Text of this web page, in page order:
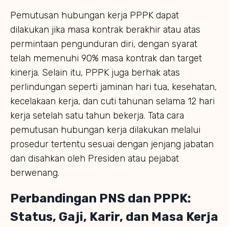
Pemutusan hubungan kerja PPPK dapat
dilakukan jika masa kontrak berakhir atau atas
permintaan pengunduran diri, dengan syarat
telah memenuhi 90% masa kontrak dan target
kinerja. Selain itu, PPPK juga berhak atas
perlindungan seperti jaminan hari tua, kesehatan,
kecelakaan kerja, dan cuti tahunan selama 12 hari
kerja setelah satu tahun bekerja. Tata cara
pemutusan hubungan kerja dilakukan melalui
prosedur tertentu sesuai dengan jenjang jabatan
dan disahkan oleh Presiden atau pejabat
berwenang.
Perbandingan PNS dan PPPK:
Status, Gaji, Karir, dan Masa Kerja